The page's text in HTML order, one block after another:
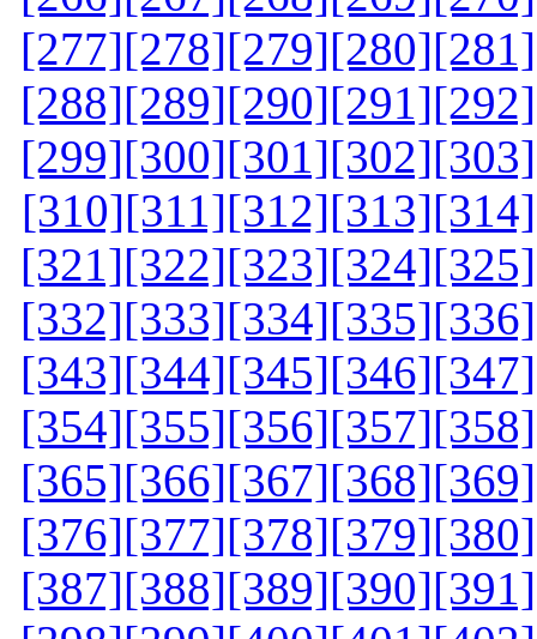
[277][278][279][280][281]
[288][289][290][291][292]
[299][300][301][302][303]
[310][311][312][313][314]
[321][322][323][324][325]
[332][333][334][335][336]
[343][344][345][346][347]
[354][355][356][357][358]
[365][366][367][368][369]
[376][377][378][379][380]
[387][388][389][390][391]